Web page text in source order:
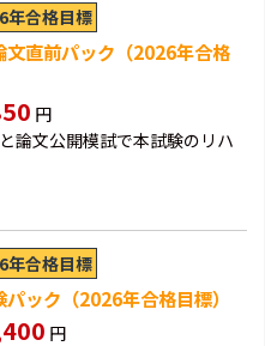
年合格目標
文直前パック（2026年合格
円
論文公開模試で本試験のリハ
年合格目標
ック（2026年合格目標）
円